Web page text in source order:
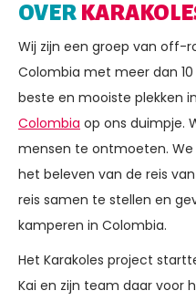
OVER
Wij zijn een groep van off-
Colombia met meer dan
beste en mooiste plekken
Colombia op ons duimpje.
mensen te ontmoeten.
het beleven van de reis
reis samen te stellen en
kamperen in Colombia.
Het Karakoles project
Kai en zijn team daar voor